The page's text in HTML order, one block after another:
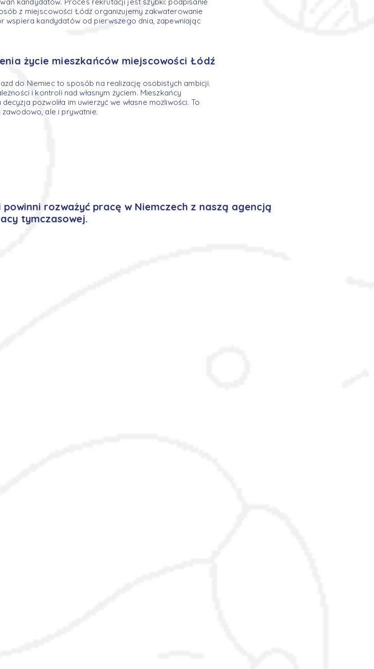
z miejscowości Łódź organizujemy zakwaterowanie
wspiera kandydatów od pierwszego dnia, zapewniając
życie mieszkańców miejscowości Łódź
do Niemiec to sposób na realizację osobistych ambicji.
i kontroli nad własnym życiem. Mieszkańcy
pozwoliła im uwierzyć we własne możliwości. To
ale i prywatnie.
rozważyć pracę w Niemczech z naszą agencją
tymczasowej.